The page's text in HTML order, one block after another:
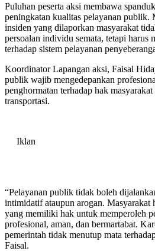
Puluhan peserta aksi membawa
peningkatan kualitas pelayanan publik.
insiden yang dilaporkan masyarakat
persoalan individu semata, tetapi harus
terhadap sistem pelayanan
Koordinator Lapangan aksi, Faisal
publik wajib mengedepankan
penghormatan terhadap hak masyarakat
transportasi.
Iklan
“Pelayanan publik tidak boleh
intimidatif ataupun arogan. Masyarakat
yang memiliki hak untuk memperoleh
profesional, aman, dan bermartabat.
pemerintah tidak menutup mata
Faisal.